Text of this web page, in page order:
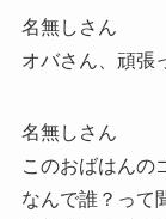
名無しさん
オバさん、頑張
名無しさん
このおばはんの
なんで誰？って